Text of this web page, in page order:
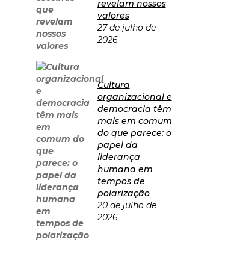
revelam nossos
valores
27 de julho de
2026
Cultura
organizacional e
democracia têm
mais em comum
do que parece: o
papel da
liderança
humana em
tempos de
polarização
20 de julho de
2026